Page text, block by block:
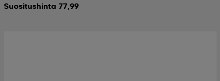
Suositushinta 77,99